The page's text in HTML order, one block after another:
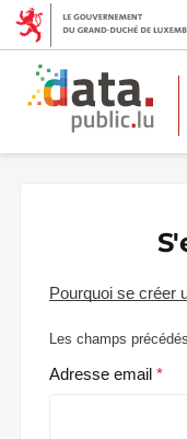
Pourquoi se créer
Les champs
Adresse email